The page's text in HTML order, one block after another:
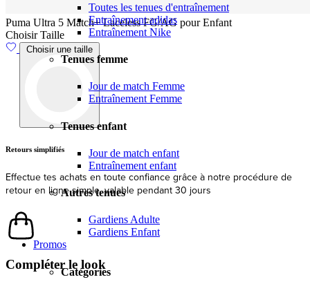
Toutes les tenues d'entraînement
Entraînement adidas
Entraînement Nike
Tenues femme
Jour de match Femme
Entraînement Femme
Tenues enfant
Jour de match enfant
Entraînement enfant
Autres tenues
Gardiens Adulte
Gardiens Enfant
Promos
Catégories
Puma Ultra 5 Match+ Laceless FG/AG pour Enfant
Choisir Taille
Choisir une taille
Livraison
Expédition et livraison rapides depuis l'UE
Compléter le look
5 produits